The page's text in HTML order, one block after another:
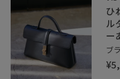
すぐにスムーズご覧いた
フォロー大歓迎です！！
@_eri330_
LINEで在庫のお問い合わ
ひ
ル
ー
ブ